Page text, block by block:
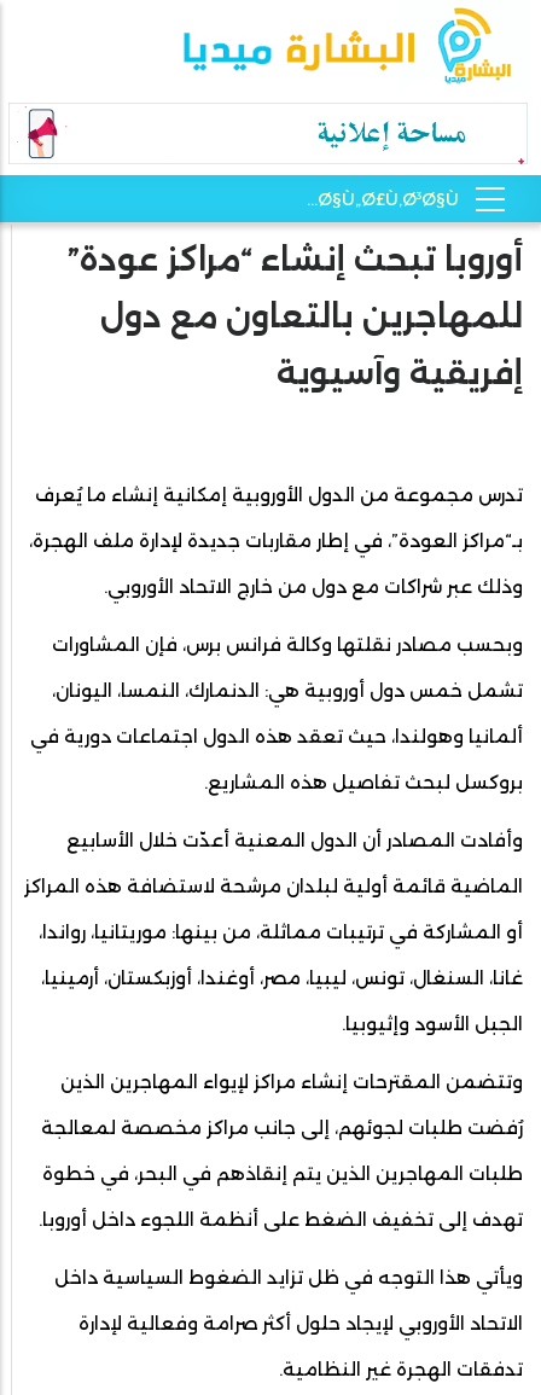
أوروبا تبحث إنشاء “مراكز عودة”
للمهاجرين بالتعاون مع دول
إفريقية وآسيوية
تدرس مجموعة من الدول الأوروبية إمكانية إنشاء ما يُعرف
بـ“مراكز العودة”، في إطار مقاربات جديدة لإدارة ملف الهجرة،
وذلك عبر شراكات مع دول من خارج الاتحاد الأوروبي.
وبحسب مصادر نقلتها وكالة فرانس برس، فإن المشاورات
تشمل خمس دول أوروبية هي: الدنمارك، النمسا، اليونان،
ألمانيا وهولندا، حيث تعقد هذه الدول اجتماعات دورية في
بروكسل لبحث تفاصيل هذه المشاريع.
وأفادت المصادر أن الدول المعنية أعدّت خلال الأسابيع
الماضية قائمة أولية لبلدان مرشحة لاستضافة هذه المراكز
أو المشاركة في ترتيبات مماثلة، من بينها: موريتانيا، رواندا،
غانا، السنغال، تونس، ليبيا، مصر، أوغندا، أوزبكستان، أرمينيا،
الجبل الأسود وإثيوبيا.
وتتضمن المقترحات إنشاء مراكز لإيواء المهاجرين الذين
رُفضت طلبات لجوئهم، إلى جانب مراكز مخصصة لمعالجة
طلبات المهاجرين الذين يتم إنقاذهم في البحر، في خطوة
تهدف إلى تخفيف الضغط على أنظمة اللجوء داخل أوروبا.
ويأتي هذا التوجه في ظل تزايد الضغوط السياسية داخل
الاتحاد الأوروبي لإيجاد حلول أكثر صرامة وفعالية لإدارة
تدفقات الهجرة غير النظامية.